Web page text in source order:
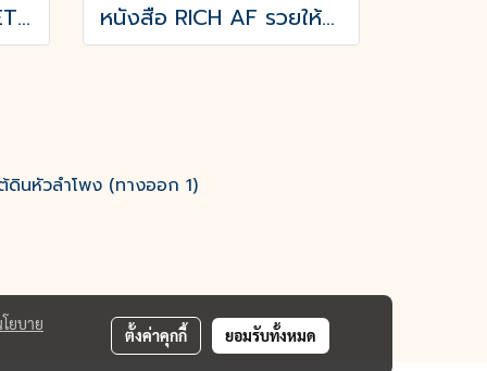
หนังสือ SUPERMARKETing 80 เทคนิคการตลาดสะดวกใช้ (ปกแข็ง) หนังสือ RICH AF รวยให้สุด
นหัวลำโพง (ทางออก 1)
ยบาย
ตั้งค่าคุกกี้ ยอมรับทั้งหมด